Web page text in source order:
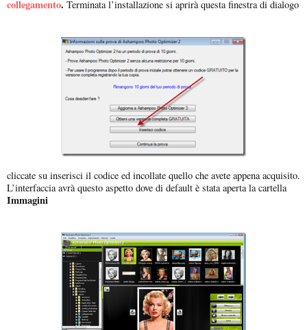
collegamento. Terminata l’installazione si aprirà questa finestra di dialogo
cliccate su inserisci il codice ed incollate quello che avete appena acquisito.
L’interfaccia avrà questo aspetto dove di default è stata aperta la cartella
Immagini